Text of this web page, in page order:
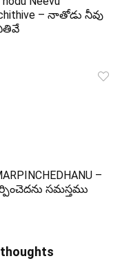
– నాతోడు నీవు
–
సమస్తము
thoughts